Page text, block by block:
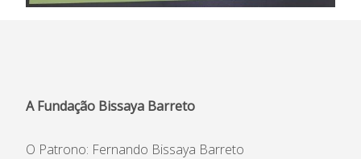
A Fundação Bissaya Barreto
O Patrono: Fernando Bissaya Barreto